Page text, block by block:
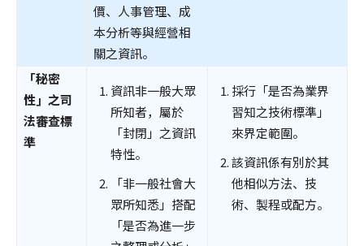
價、人事管理、成
本分析等與經營相
關之資訊。
「秘密
性」之司
法審查標
準
資訊非一般大眾
所知者，屬於
「封閉」之資訊
特性。
「非一般社會大
眾所知悉」搭配
「是否為進一步
採行「是否為業界
習知之技術標準」
來界定範圍。
該資訊係有別於其
他相似方法、技
術、製程或配方。